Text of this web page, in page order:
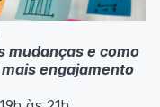
realizadas com
celular
mudanças e como
engajamento